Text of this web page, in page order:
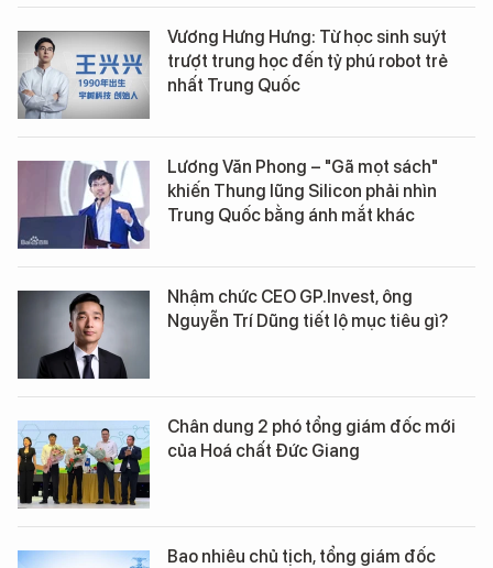
Vương Hưng Hưng: Từ học sinh suýt
trượt trung học đến tỷ phú robot trẻ
nhất Trung Quốc
Lương Văn Phong – "Gã mọt sách"
khiến Thung lũng Silicon phải nhìn
Trung Quốc bằng ánh mắt khác
Nhậm chức CEO GP.Invest, ông
Nguyễn Trí Dũng tiết lộ mục tiêu gì?
Chân dung 2 phó tổng giám đốc mới
của Hoá chất Đức Giang
Bao nhiêu chủ tịch, tổng giám đốc